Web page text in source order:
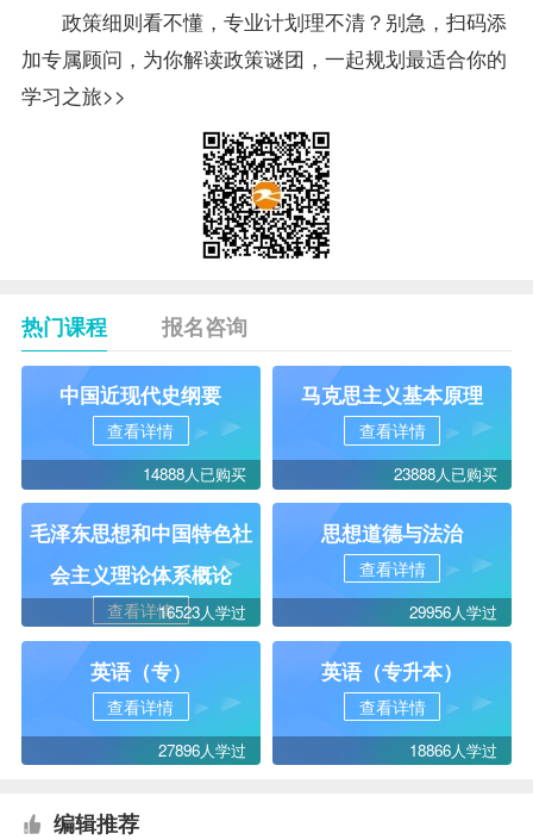
政策细则看不懂，专业计划理不清？别急，扫码添
加专属顾问，为你解读政策谜团，一起规划最适合你的
学习之旅>>
热门课程 报名咨询
中国近现代史纲要
查看详情
14888人已购买
马克思主义基本原理
查看详情
23888人已购买
毛泽东思想和中国特色社
会主义理论体系概论
查看详情16523人学过
思想道德与法治
查看详情
29956人学过
英语（专）
查看详情
27896人学过
英语（专升本）
查看详情
18866人学过
编辑推荐